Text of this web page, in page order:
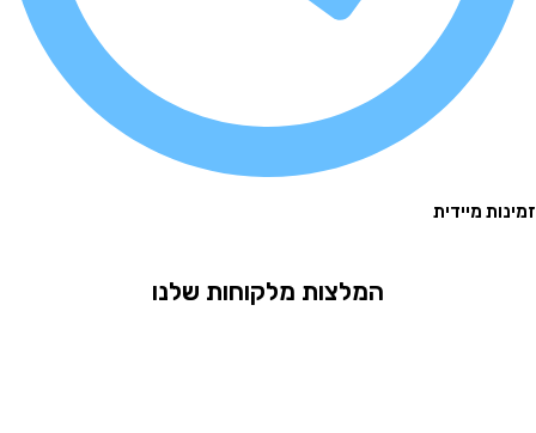
מיידית
המלצות מלקוחות שלנו